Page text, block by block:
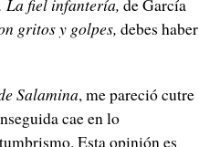
La fiel infantería, de García
gritos y golpes, debes haber
Salamina, me pareció cutre
cae en lo
Esta opinión es